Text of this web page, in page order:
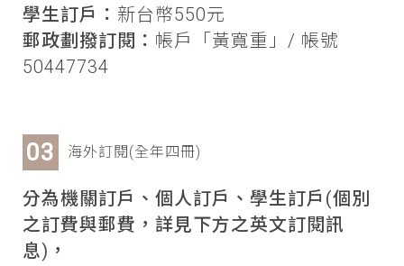
學生訂戶： 新台幣550元
郵政劃撥訂閱： 帳戶「黃寬重」/ 帳號
50447734
海外訂閱(全年四冊)
分為機關訂戶、個人訂戶、學生訂戶(個別
之訂費與郵費，詳見下方之英文訂閱訊
息)，